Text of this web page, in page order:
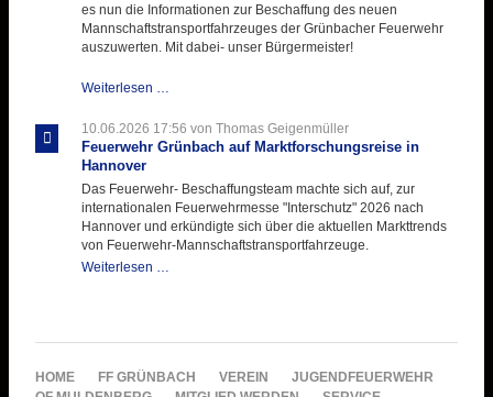
es nun die Informationen zur Beschaffung des neuen
Mannschaftstransportfahrzeuges der Grünbacher Feuerwehr
auszuwerten. Mit dabei- unser Bürgermeister!
Weiterlesen …
Informationen
aus
10.06.2026 17:56 von Thomas Geigenmüller
Feuerwehr Grünbach auf Marktforschungsreise in
Hannover
Das Feuerwehr- Beschaffungsteam machte sich auf, zur
internationalen Feuerwehrmesse "Interschutz" 2026 nach
Hannover und erkündigte sich über die aktuellen Markttrends
von Feuerwehr-Mannschaftstransportfahrzeuge.
Weiterlesen …
in
NAVIGATION
HOME FF GRÜNBACH VEREIN
JUGENDFEUERWEHR